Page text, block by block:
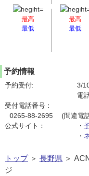
最高
最低
最高
最低
予約情報
予約受付:
3/
電
受付電話番号：
0265-88-2695 (間違電
公式サイト：
・
・
トップ＞ 長野県 ＞
ジ